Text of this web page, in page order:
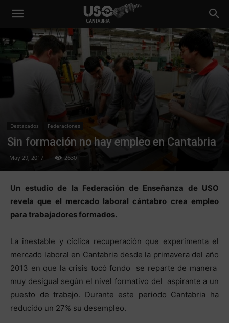
Destacados Federaciones
Sin formación no hay empleo en Cantabria
May 29, 2017 2630
Un estudio de la Federación de Enseñanza de USO
revela que el mercado laboral cántabro crea empleo
para trabajadores formados.
La inestable y cíclica recuperación que experimenta el
mercado laboral en Cantabria desde la primavera del año
2013 en que la crisis tocó fondo se reparte de manera
muy desigual según el nivel formativo del aspirante a un
puesto de trabajo. Durante este periodo Cantabria ha
reducido un 27% su desempleo.